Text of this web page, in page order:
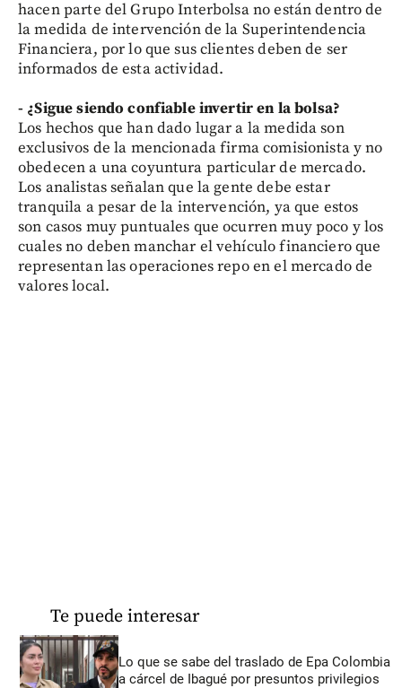
hacen parte del Grupo Interbolsa no están dentro de
la medida de intervención de la Superintendencia
Financiera, por lo que sus clientes deben de ser
informados de esta actividad.
- ¿Sigue siendo confiable invertir en la bolsa?
Los hechos que han dado lugar a la medida son
exclusivos de la mencionada firma comisionista y no
obedecen a una coyuntura particular de mercado.
Los analistas señalan que la gente debe estar
tranquila a pesar de la intervención, ya que estos
son casos muy puntuales que ocurren muy poco y los
cuales no deben manchar el vehículo financiero que
representan las operaciones repo en el mercado de
valores local.
Te puede interesar
Lo que se sabe del traslado de Epa Colombia
a cárcel de Ibagué por presuntos privilegios